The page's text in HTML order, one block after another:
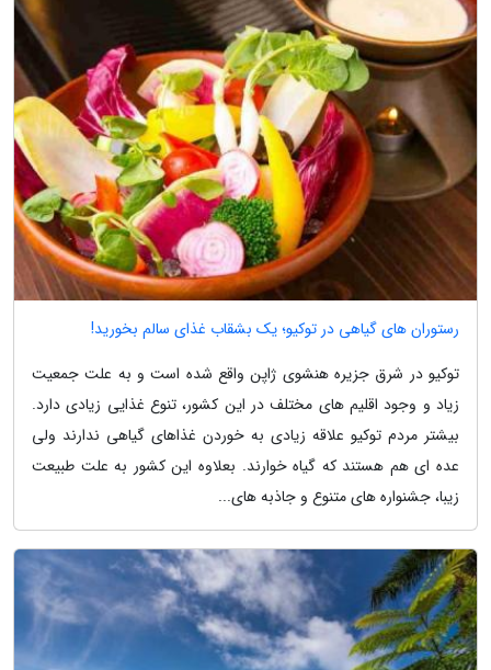
رستوران های گیاهی در توکیو؛ یک بشقاب غذای سالم بخورید!
توکیو در شرق جزیره هنشوی ژاپن واقع شده است و به علت جمعیت
زیاد و وجود اقلیم های مختلف در این کشور، تنوع غذایی زیادی دارد.
بیشتر مردم توکیو علاقه زیادی به خوردن غذاهای گیاهی ندارند ولی
عده ای هم هستند که گیاه خوارند. بعلاوه این کشور به علت طبیعت
زیبا، جشنواره های متنوع و جاذبه های...